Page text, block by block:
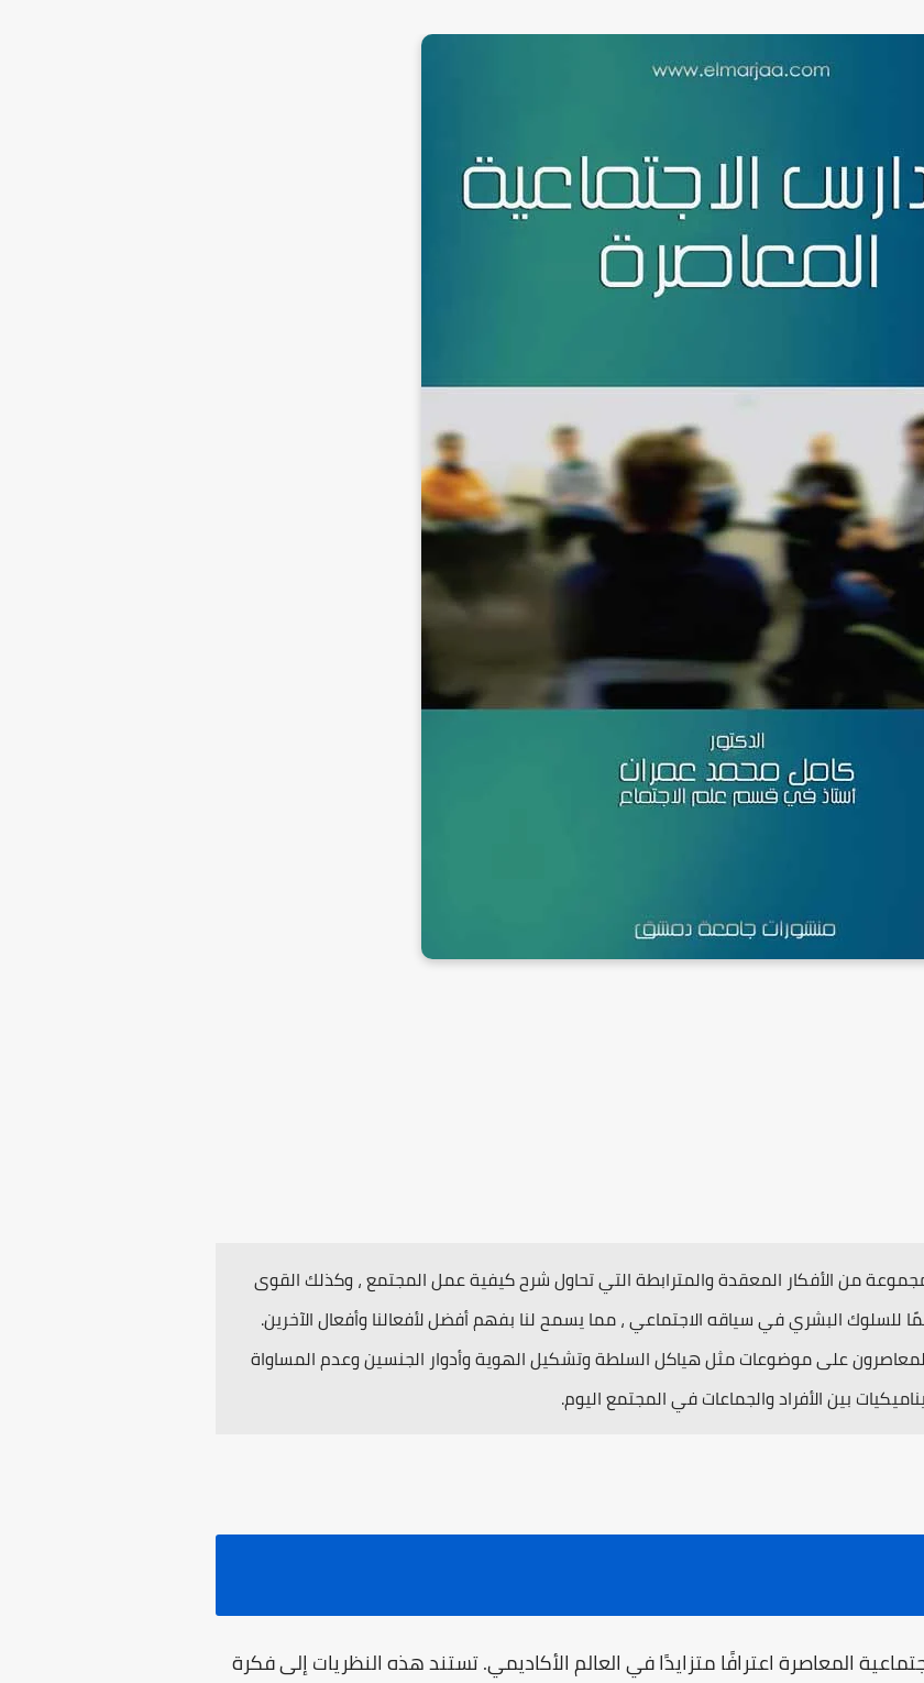
من الأفكار المعقدة والمترابطة التي تحاول شرح كيفية عمل المجتمع ، وكذلك القوى
للسلوك البشري في سياقه الاجتماعي ، مما يسمح لنا بفهم أفضل لأفعالنا وأفعال الآخرين.
المعاصرون على موضوعات مثل هياكل السلطة وتشكيل الهوية وأدوار الجنسين وعدم المساواة
بين الأفراد والجماعات في المجتمع اليوم.
المعاصرة اعترافًا متزايدًا في العالم الأكاديمي. تستند هذه النظريات إلى فكرة